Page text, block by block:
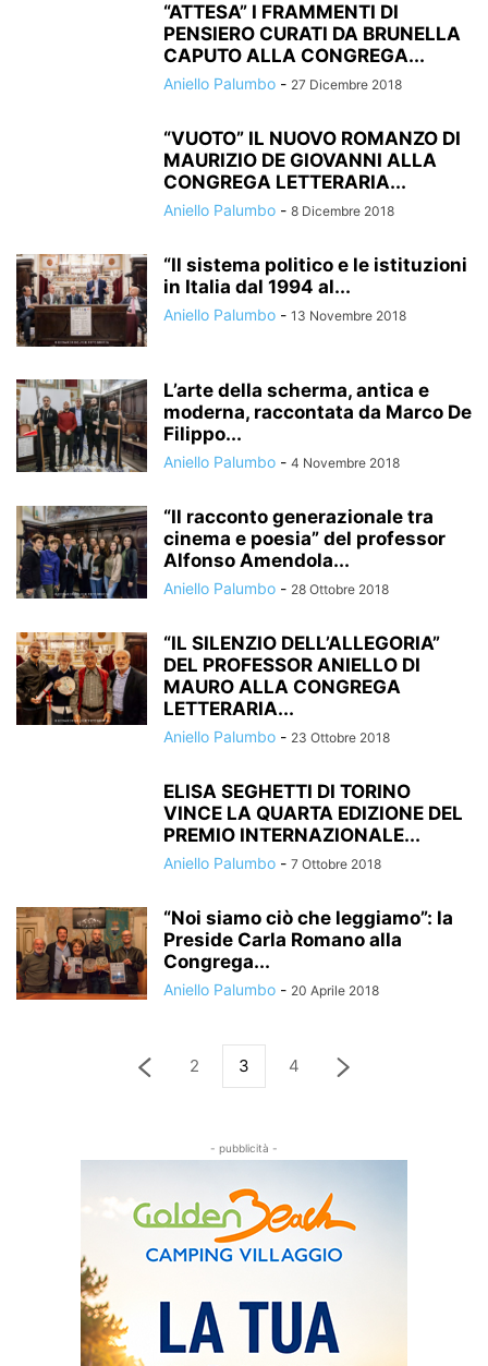
“ATTESA” I FRAMMENTI DI
PENSIERO CURATI DA BRUNELLA
CAPUTO ALLA CONGREGA...
Aniello Palumbo - 27 Dicembre 2018
“VUOTO” IL NUOVO ROMANZO DI
MAURIZIO DE GIOVANNI ALLA
CONGREGA LETTERARIA...
Aniello Palumbo - 8 Dicembre 2018
“Il sistema politico e le istituzioni
in Italia dal 1994 al...
Aniello Palumbo - 13 Novembre 2018
L’arte della scherma, antica e
moderna, raccontata da Marco De
Filippo...
Aniello Palumbo - 4 Novembre 2018
“Il racconto generazionale tra
cinema e poesia” del professor
Alfonso Amendola...
Aniello Palumbo - 28 Ottobre 2018
“IL SILENZIO DELL’ALLEGORIA”
DEL PROFESSOR ANIELLO DI
MAURO ALLA CONGREGA
LETTERARIA...
Aniello Palumbo - 23 Ottobre 2018
ELISA SEGHETTI DI TORINO
VINCE LA QUARTA EDIZIONE DEL
PREMIO INTERNAZIONALE...
Aniello Palumbo - 7 Ottobre 2018
“Noi siamo ciò che leggiamo”: la
Preside Carla Romano alla
Congrega...
Aniello Palumbo - 20 Aprile 2018
2 3 4
- pubblicità -